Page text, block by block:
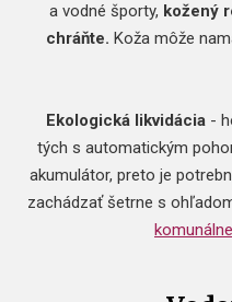
a vodné športy, kožený
chráňte. Koža môže
Ekologická likvidácia -
tých s automatickým
akumulátor, preto je
zachádzať šetrne s